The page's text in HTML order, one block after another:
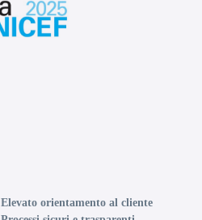
Elevato orientamento al cliente